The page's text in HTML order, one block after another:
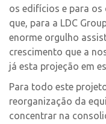
os edifícios e para os
que, para a LDC
enorme orgulho
crescimento que a
já esta projeção em
Para todo este
reorganização da
concentrar na